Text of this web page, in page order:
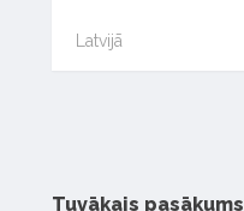
Latvijā
Tuvākais pasākums